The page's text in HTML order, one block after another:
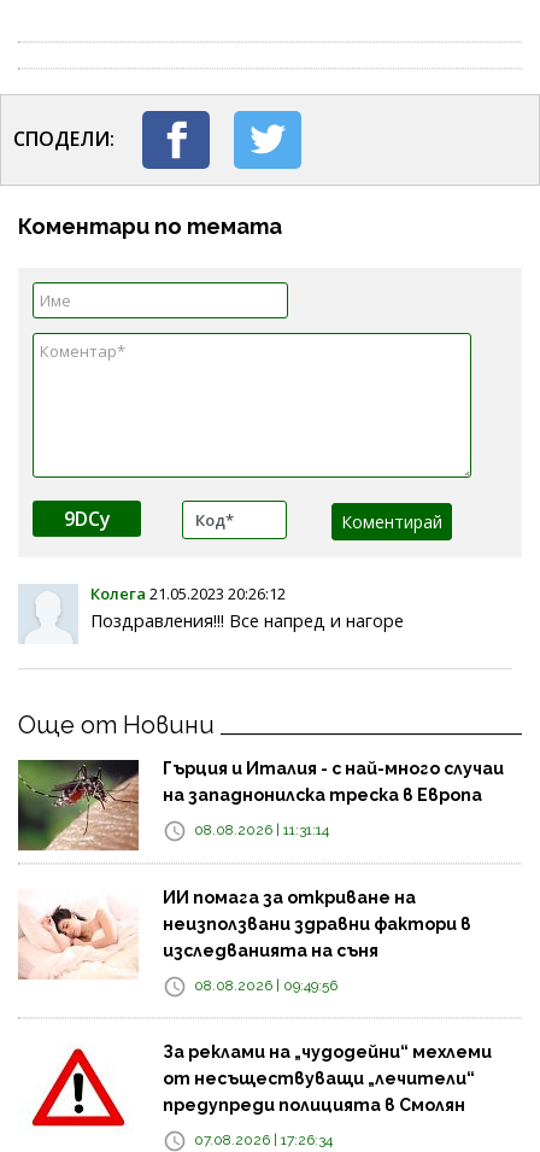
СПОДЕЛИ:
Коментари по темата
9DCy
Колега 21.05.2023 20:26:12
Поздравления!!! Все напред и нагоре
Още от Новини
Гърция и Италия - с най-много случаи
на западнонилска треска в Европа
08.08.2026 | 11:31:14
ИИ помага за откриване на
неизползвани здравни фактори в
изследванията на съня
08.08.2026 | 09:49:56
За реклами на „чудодейни“ мехлеми
от несъществуващи „лечители“
предупреди полицията в Смолян
07.08.2026 | 17:26:34